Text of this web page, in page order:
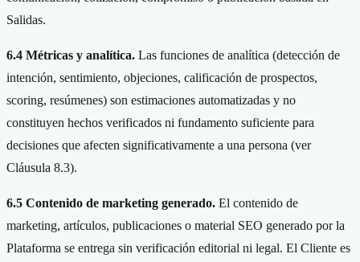
Salidas.
6.4 Métricas y analítica. Las funciones de analítica (detección de
intención, sentimiento, objeciones, calificación de prospectos,
scoring, resúmenes) son estimaciones automatizadas y no
constituyen hechos verificados ni fundamento suficiente para
decisiones que afecten significativamente a una persona (ver
Cláusula 8.3).
6.5 Contenido de marketing generado. El contenido de
marketing, artículos, publicaciones o material SEO generado por la
Plataforma se entrega sin verificación editorial ni legal. El Cliente es